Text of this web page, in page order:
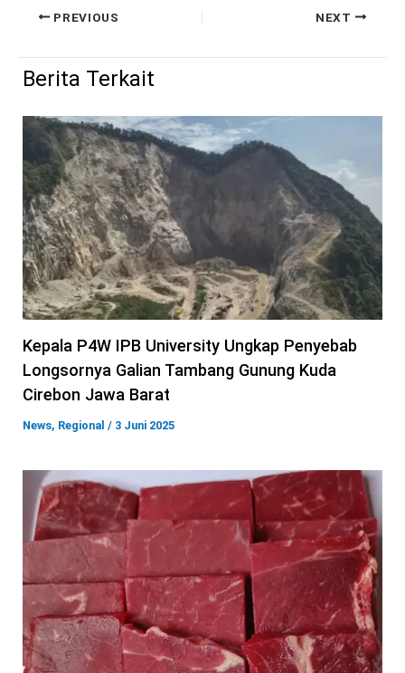
PREVIOUS NEXT
Berita Terkait
Kepala P4W IPB University Ungkap Penyebab
Longsornya Galian Tambang Gunung Kuda
Cirebon Jawa Barat
News, Regional / 3 Juni 2025